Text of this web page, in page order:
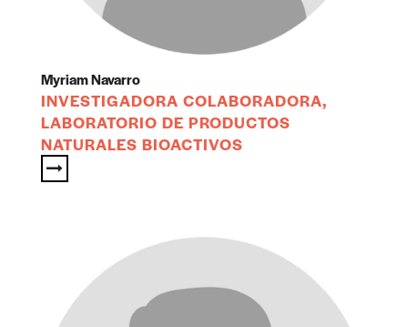
Myriam Navarro
INVESTIGADORA COLABORADORA,
LABORATORIO DE PRODUCTOS
NATURALES BIOACTIVOS